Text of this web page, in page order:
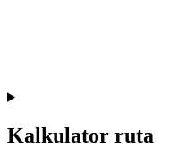
Kalkulator ruta